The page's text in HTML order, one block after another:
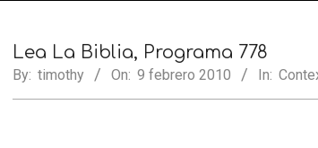
Lea La Biblia, Programa 778
By: timothy On: 9 febrero 2010 In: